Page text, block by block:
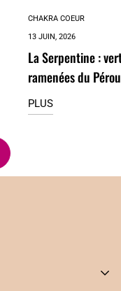
CHAKRA COEUR
13 JUIN, 2026
La Serpentine :
ramenées du
PLUS